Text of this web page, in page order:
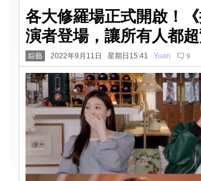
各大修羅場正式開啟！
演者登場，讓所有人都超
綜藝 2022年9月11日 星期日15:41 Yuan 9